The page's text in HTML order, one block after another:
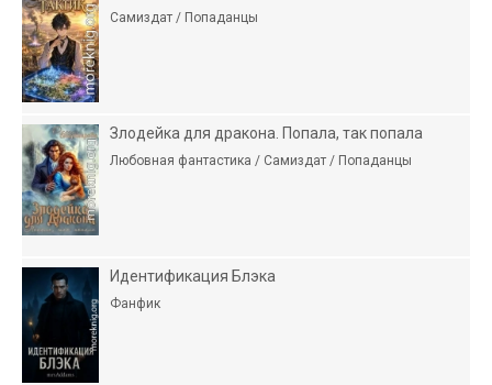
Самиздат / Попаданцы
Злодейка для дракона. Попала, так попала
Любовная фантастика / Самиздат / Попаданцы
Идентификация Блэка
Фанфик